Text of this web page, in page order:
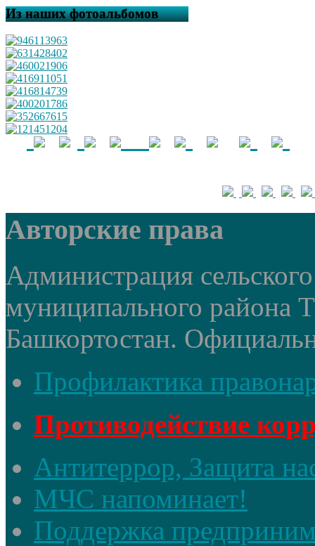
Из наших фотоальбомов
Авторские права
Администрация
муниципального района
Башкортостан.
Профилактика
Противодействие
Антитеррор, Защита
МЧС напоминает!
Поддержка